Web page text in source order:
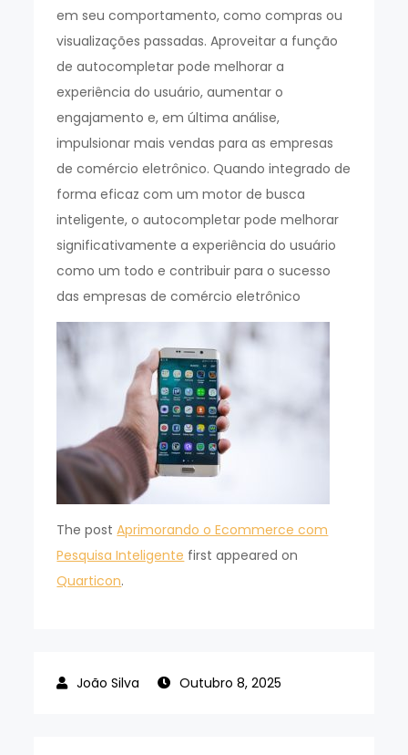
em seu comportamento, como compras ou
visualizações passadas. Aproveitar a função
de autocompletar pode melhorar a
experiência do usuário, aumentar o
engajamento e, em última análise,
impulsionar mais vendas para as empresas
de comércio eletrônico. Quando integrado de
forma eficaz com um motor de busca
inteligente, o autocompletar pode melhorar
significativamente a experiência do usuário
como um todo e contribuir para o sucesso
das empresas de comércio eletrônico
The postAprimorando o Ecommerce com
Pesquisa Inteligente first appeared on
Quarticon.
Outubro 8, 2025